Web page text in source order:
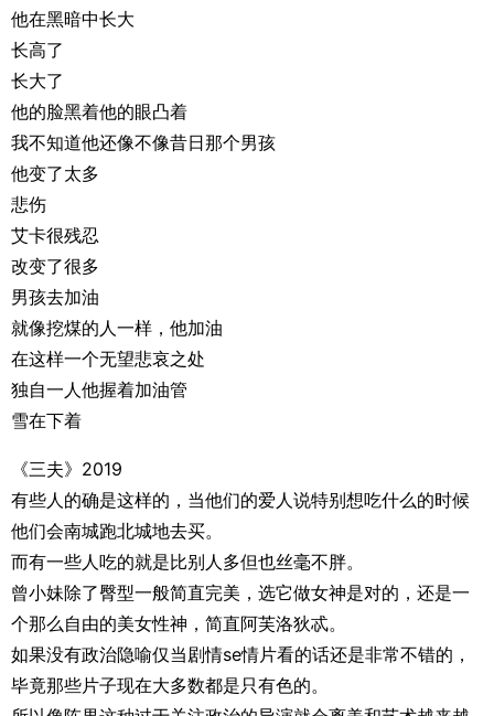
他在黑暗中长大
长高了
长大了
他的脸黑着他的眼凸着
我不知道他还像不像昔日那个男孩
他变了太多
悲伤
艾卡很残忍
改变了很多
男孩去加油
就像挖煤的人一样，他加油
在这样一个无望悲哀之处
独自一人他握着加油管
雪在下着
《三夫》2019
有些人的确是这样的，当他们的爱人说特别想吃什么的时候
他们会南城跑北城地去买。
而有一些人吃的就是比别人多但也丝毫不胖。
曾小妹除了臀型一般简直完美，选它做女神是对的，还是一
个那么自由的美女性神，简直阿芙洛狄忒。
如果没有政治隐喻仅当剧情se情片看的话还是非常不错的，
毕竟那些片子现在大多数都是只有色的。